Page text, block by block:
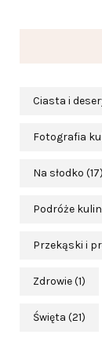
Ciasta i
Fotografia
Na słodko (17)
Podróże
Przekąski i
Zdrowie(1)
Święta (21)